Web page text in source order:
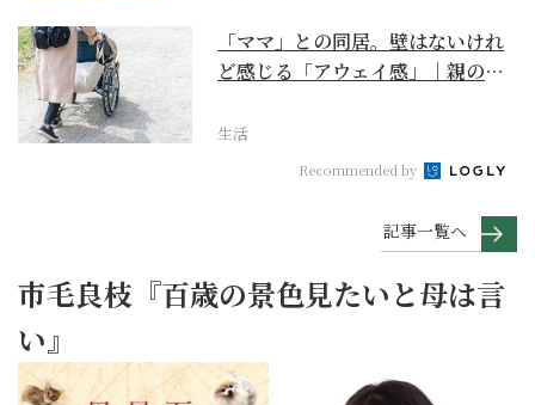
「ママ」との同居。壁はないけれ
ど感じる「アウェイ感」｜親の終
生活
Recommended by
記事一覧へ
市毛良枝『百歳の景色見たいと母は言
い』